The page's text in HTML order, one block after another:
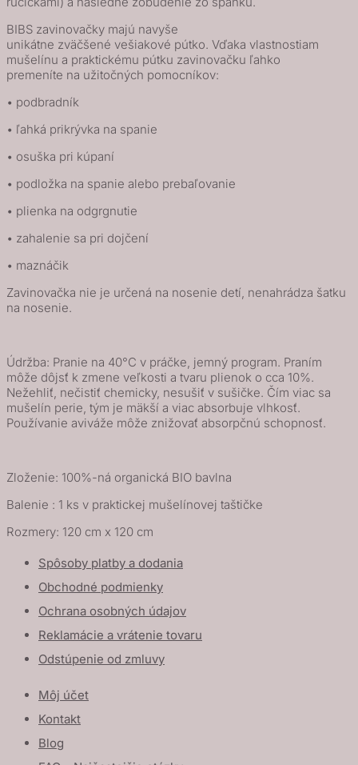
BIBS zavinovačky majú navyše
unikátne zväčšené vešiakové pútko. Vďaka vlastnostiam
mušelínu a praktickému pútku zavinovačku ľahko
premeníte na užitočných pomocníkov:
• podbradník
• ľahká prikrývka na spanie
• osuška pri kúpaní
• podložka na spanie alebo prebaľovanie
• plienka na odgrgnutie
• zahalenie sa pri dojčení
• maznáčik
Zavinovačka nie je určená na nosenie detí, nenahrádza šatku
na nosenie.
Údržba: Pranie na 40°C v práčke, jemný program. Praním
môže dôjsť k zmene veľkosti a tvaru plienok o cca 10%.
Nežehliť, nečistiť chemicky, nesušiť v sušičke. Čím viac sa
mušelín perie, tým je mäkší a viac absorbuje vlhkosť.
Používanie aviváže môže znižovať absorpčnú schopnosť.
Zloženie: 100%-ná organická BIO bavlna
Balenie : 1 ks v praktickej mušelínovej taštičke
Rozmery: 120 cm x 120 cm
Spôsoby platby a dodania
Obchodné podmienky
Ochrana osobných údajov
Reklamácie a vrátenie tovaru
Odstúpenie od zmluvy
Môj účet
Kontakt
Blog